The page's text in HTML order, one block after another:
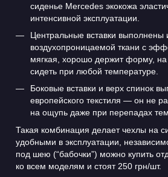
сиденье Mercedes экокожа
интенсивной эксплуатации.
Центральные вставки выполнены
воздухопроницаемой ткани с
мягкая, хорошо держит форму,
сидеть при любой температуре.
Боковые вставки и верх спинок
европейского текстиля — он не
на ощупь даже при перепадах
Такая комбинация делает чехлы на
удобными в эксплуатации,
под шею (“бабочки”) можно купить
ко всем моделям и стоят 250 грн/шт.